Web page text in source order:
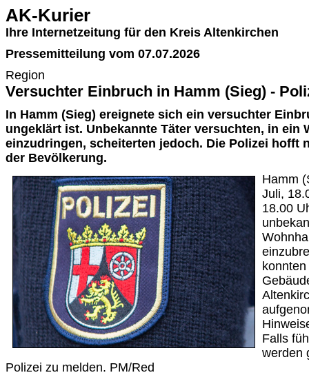
AK-Kurier
Ihre Internetzeitung für den Kreis Altenkirchen
Pressemitteilung vom 07.07.2026
Region
Versuchter Einbruch in Hamm (Sieg) -
In Hamm (Sieg) ereignete sich ein versuchter
ungeklärt ist. Unbekannte Täter versuchten, in ein
einzudringen, scheiterten jedoch. Die Polizei hofft
der Bevölkerung.
Hamm
Juli,
18.00
Falls
werden
Polizei zu melden. PM/Red